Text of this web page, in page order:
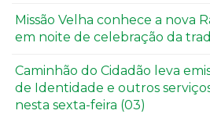
Missão Velha conhece a nova
em noite de celebração da
Caminhão do Cidadão leva
de Identidade e outros
nesta sexta-feira (03)